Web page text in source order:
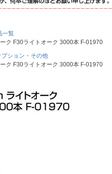
一覧
ク F30ライトオーク 3000本 F-01970
プション・その他
ク F30ライトオーク 3000本 F-01970